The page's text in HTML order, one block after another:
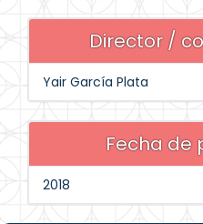
Director /
Yair García Plata
Fecha de
2018